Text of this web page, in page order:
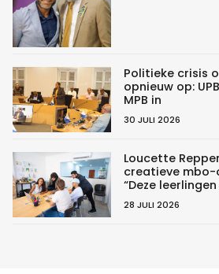
Politieke crisis
opnieuw op:
MPB in
30 JULI 2026
Loucette
creatieve mbo-
“Deze
28 JULI 2026